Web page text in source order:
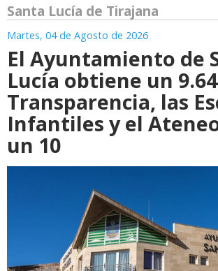
Santa Lucía de Tirajana
Martes, 04 de Agosto de 2026
El Ayuntamiento de
Lucía obtiene un
Transparencia, las
Infantiles y el
un 10